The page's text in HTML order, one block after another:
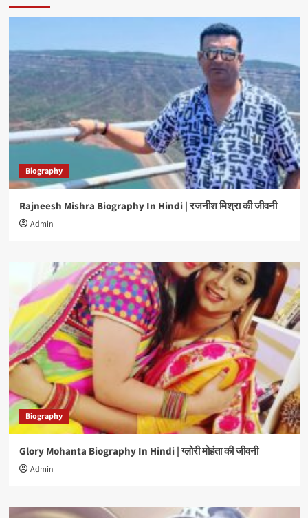
Biography
Rajneesh Mishra Biography In Hindi | रजनीश मिश्रा की जीवनी
Admin
Biography
Glory Mohanta Biography In Hindi | ग्लोरी मोहंता की जीवनी
Admin